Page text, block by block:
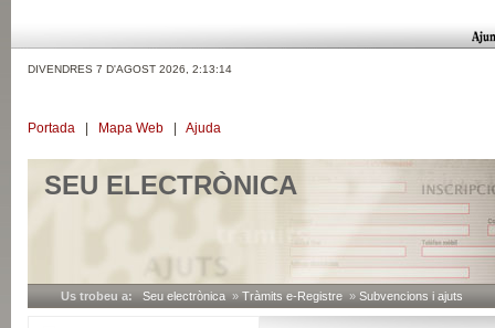
DIVENDRES 7 D'AGOST 2026, 2:13:15
Portada Mapa Web Ajuda
SEU ELECTRÒNICA
Us trobeu a: Seu electrònica » Tràmits e-Registre » Subvencions i ajuts